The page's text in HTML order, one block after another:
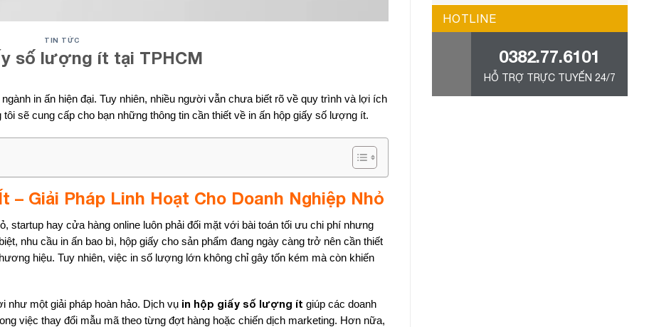
TIN TỨC
số lượng ít tại TPHCM
in ấn hiện đại. Tuy nhiên, nhiều người vẫn chưa biết rõ về quy trình và lợi ích
sẽ cung cấp cho bạn những thông tin cần thiết về in ấn hộp giấy số lượng ít.
Giải Pháp Linh Hoạt Cho Doanh Nghiệp Nhỏ
startup hay cửa hàng online luôn phải đối mặt với bài toán tối ưu chi phí nhưng
nhu cầu in ấn bao bì, hộp giấy cho sản phẩm đang ngày càng trở nên cần thiết
hiệu. Tuy nhiên, việc in số lượng lớn không chỉ gây tốn kém mà còn khiến
như một giải pháp hoàn hảo. Dịch vụ in hộp giấy số lượng ít giúp các doanh
việc thay đổi mẫu mã theo từng đợt hàng hoặc chiến dịch marketing. Hơn nữa,
HOTLINE
0382.77.6101
HỖ TRỢ TRỰC TUYẾN 24/7